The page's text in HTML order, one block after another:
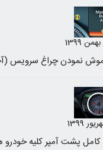
پشت آمپر کلیه خودرو